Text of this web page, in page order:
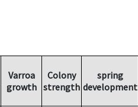
Varroa
growth
Colony
strength
spring
development